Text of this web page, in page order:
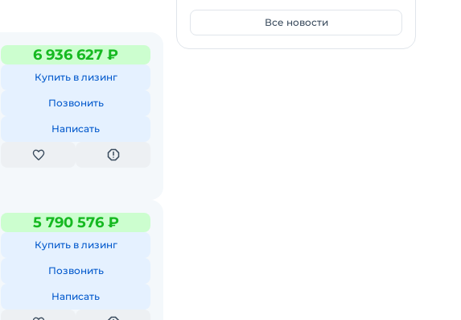
6 936 627 ₽
Купить в лизинг
Позвонить
Написать
5 790 576 ₽
Купить в лизинг
Позвонить
Написать
Все новости